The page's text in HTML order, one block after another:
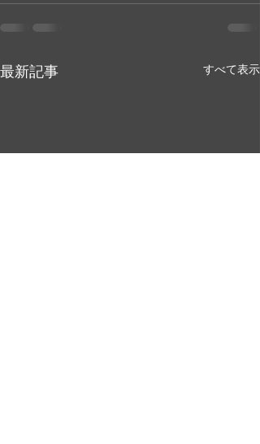
最新記事 すべて表示